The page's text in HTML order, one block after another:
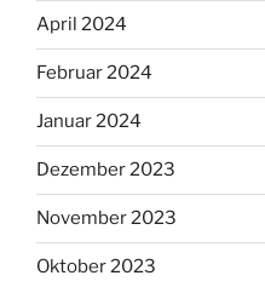
April 2024
Februar 2024
Januar 2024
Dezember 2023
November 2023
Oktober 2023